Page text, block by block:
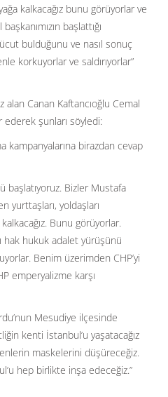
kalkacağız bunu görüyorlar ve
başlattığı
bulduğunu ve nasıl sonuç
korkuyorlar ve saldırıyorlar”
Canan Kaftancıoğlu Cemal
şunları söyledi:
kampanyalarına birazdan cevap
başlatıyoruz. Bizler Mustafa
yurttaşları, yoldaşları
Bunu görüyorlar.
hak hukuk adalet yürüşünü
Benim üzerimden CHP’yi
emperyalizme karşı
Mesudiye ilçesinde
kenti İstanbul’u yaşatacağız
maskelerini düşüreceğiz.
hep birlikte inşa edeceğiz.”